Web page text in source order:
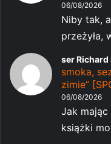
06/08/2026
Niby tak,
przeżyła,
ser Richard
smoka,
zimie”
06/08/2026
Jak
książki